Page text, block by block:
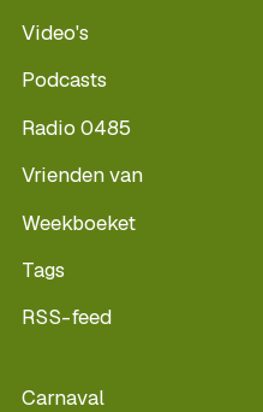
Video's
Podcasts
Radio 0485
Vrienden van
Weekboeket
Tags
RSS-feed
Carnaval